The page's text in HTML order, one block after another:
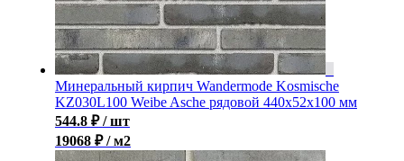
Минеральный кирпич Wandermode Kosmische
KZ030L100 Weibe Asche рядовой 440x52x100 мм
544.8 ₽ / шт
19068 ₽ / м2